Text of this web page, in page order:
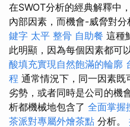
在SWOT分析的經典解釋中
內部因素，而機會-威脅對分
鍵字 太平 整骨 自助餐 這種
此明顯，因為每個因素都可
酸填充實現自然飽滿的輪廓
程 通常情況下，同一因素既
劣勢，或者同時是公司的機
析都機械地包含了 全面掌握
茶派對專屬外燴茶點 分析。